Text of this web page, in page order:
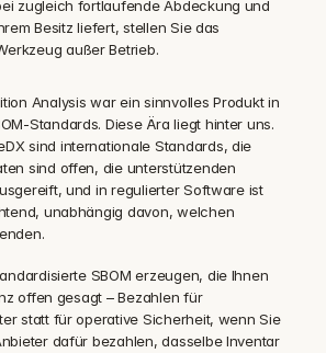
zugleich fortlaufende Abdeckung und
Besitz liefert, stellen Sie das
außer Betrieb.
Analysis war ein sinnvolles Produkt in
Standards. Diese Ära liegt hinter uns.
sind internationale Standards, die
sind offen, die unterstützenden
und in regulierter Software ist
unabhängig davon, welchen
SBOM erzeugen, die Ihnen
offen gesagt – Bezahlen für
statt für operative Sicherheit, wenn Sie
dafür bezahlen, dasselbe Inventar